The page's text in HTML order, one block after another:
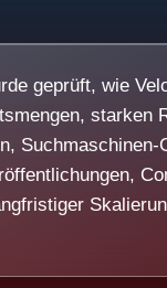
geprüft, wie
starken
Suchmaschinen-